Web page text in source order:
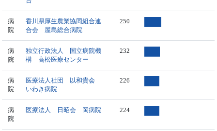
病
院
香川県厚生農業協同組合連
合会 屋島総合病院
250
病
院
独立行政法人 国立病院機
構 高松医療センター
232
病
院
医療法人社団 以和貴会
いわき病院
226
病
院
医療法人 日昭会 岡病院 224